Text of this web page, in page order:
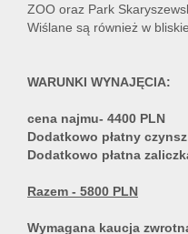
ZOO oraz Park
Wiślane są również w
WARUNKI WYNAJĘCIA:
cena najmu- 4400 PLN
Dodatkowo płatny
Dodatkowo płatna
Razem - 5800 PLN
Wymagana kaucja